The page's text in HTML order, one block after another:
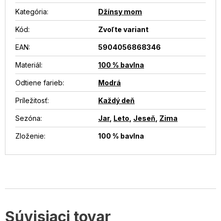
Súvisiaci tovar
Kategória: Džínsy mom
Kód: Zvoľte variant
EAN: 5904056868346
Materiál: 100 % bavlna
Odtiene farieb: Modrá
Príležitosť: Každý deň
Sezóna: Jar, Leto Jeseň Zima
Zloženie: 100 % bavlna